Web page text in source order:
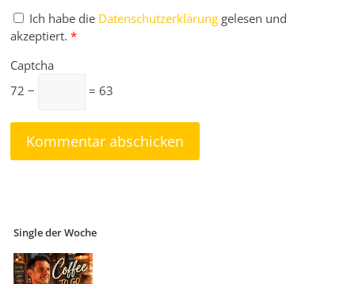
Ich habe die Datenschutzerklärung gelesen und
akzeptiert. *
Captcha
72 −
= 63
Single der Woche